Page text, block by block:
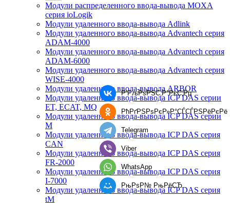
Модули распределенного ввода-вывода MOXA
серия ioLogik
Модули удаленного ввода-вывода Adlink
Модули удаленного ввода-вывода Advantech серия
ADAM-4000
Модули удаленного ввода-вывода Advantech серия
ADAM-6000
Модули удаленного ввода-вывода Advantech серия
WISE-4000
Модули удаленного ввода-вывода ARBOR
Модули удаленного ввода-вывода ICP DAS серии
ET, ECAT, MQ
Модули удаленного ввода-вывода ICP DAS серии
M
Модули удаленного ввода-вывода ICP DAS серия
CAN
Модули удаленного ввода-вывода ICP DAS серия
FR-2000
Модули удаленного ввода-вывода ICP DAS серия
I-7000
Модули удаленного ввода-вывода ICP DAS серия
tM
Р’РљРѕРЅС‚Р°РєС‚Рµ
РћРґРЅРѕРєР»Р°СЃСЃРЅРёРєРё
Telegram
Viber
WhatsApp
РњРѕР№ РњРёСЂ